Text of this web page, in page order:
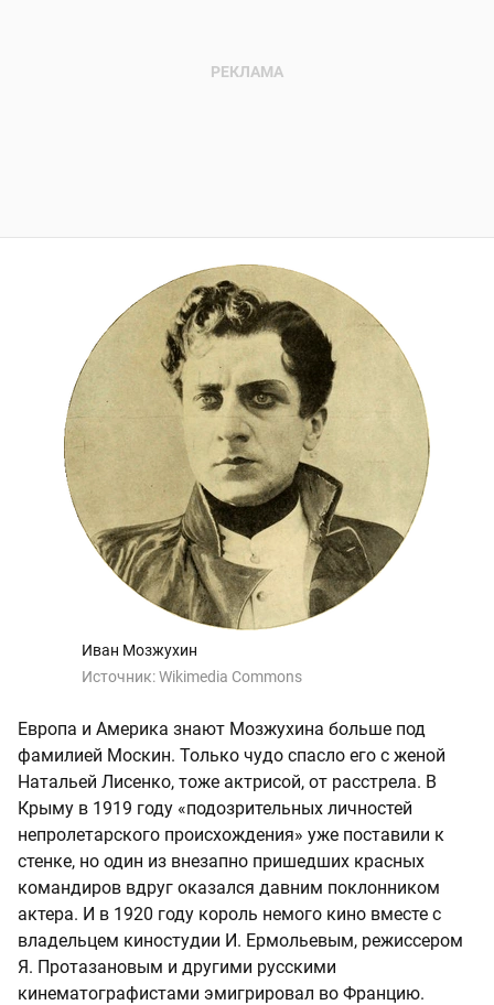
Иван Мозжухин
Источник:Wikimedia Commons
Европа и Америка знают Мозжухина больше под
фамилией Москин. Только чудо спасло его с женой
Натальей Лисенко, тоже актрисой, от расстрела. В
Крыму в 1919 году «подозрительных личностей
непролетарского происхождения» уже поставили к
стенке, но один из внезапно пришедших красных
командиров вдруг оказался давним поклонником
актера. И в 1920 году король немого кино вместе с
владельцем киностудии И. Ермольевым, режиссером
Я. Протазановым и другими русскими
кинематографистами эмигрировал во Францию.